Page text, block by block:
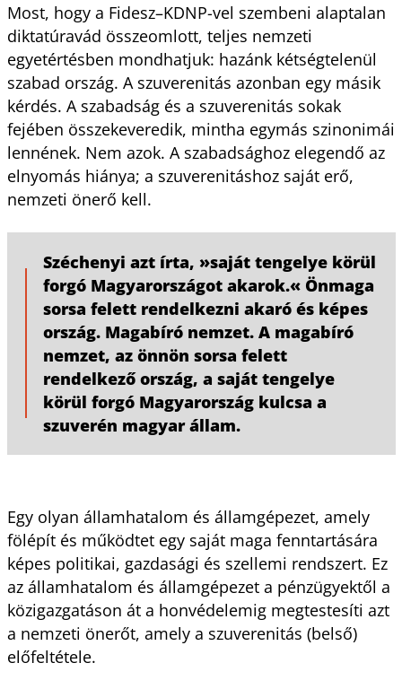
Most, hogy a Fidesz–KDNP-vel szembeni alaptalan
diktatúravád összeomlott, teljes nemzeti
egyetértésben mondhatjuk: hazánk kétségtelenül
szabad ország. A szuverenitás azonban egy másik
kérdés. A szabadság és a szuverenitás sokak
fejében összekeveredik, mintha egymás szinonimái
lennének. Nem azok. A szabadsághoz elegendő az
elnyomás hiánya; a szuverenitáshoz saját erő,
nemzeti önerő kell.
Széchenyi azt írta, »saját tengelye körül
forgó Magyarországot akarok.« Önmaga
sorsa felett rendelkezni akaró és képes
ország. Magabíró nemzet. A magabíró
nemzet, az önnön sorsa felett
rendelkező ország, a saját tengelye
körül forgó Magyarország kulcsa a
szuverén magyar állam.
Egy olyan államhatalom és államgépezet, amely
fölépít és működtet egy saját maga fenntartására
képes politikai, gazdasági és szellemi rendszert. Ez
az államhatalom és államgépezet a pénzügyektől a
közigazgatáson át a honvédelemig megtestesíti azt
a nemzeti önerőt, amely a szuverenitás (belső)
előfeltétele.